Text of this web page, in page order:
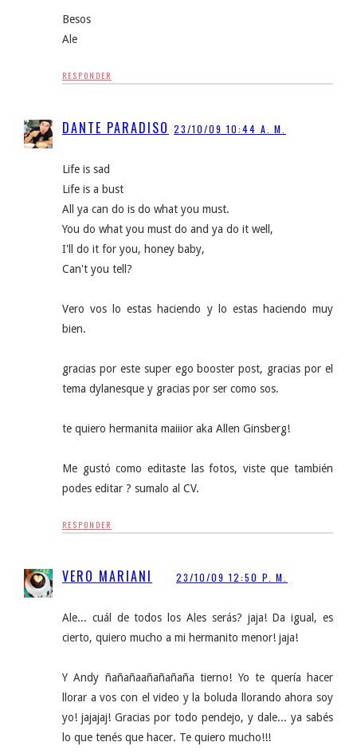
Besos
Ale
RESPONDER
DANTE PARADISO 23/10/09 10:44 A. M.
Life is sad
Life is a bust
All ya can do is do what you must.
You do what you must do and ya do it well,
I'll do it for you, honey baby,
Can't you tell?
Vero vos lo estas haciendo y lo estas haciendo muy
bien.
gracias por este super ego booster post, gracias por el
tema dylanesque y gracias por ser como sos.
te quiero hermanita maiiior aka Allen Ginsberg!
Me gustó como editaste las fotos, viste que también
podes editar ? sumalo al CV.
RESPONDER
VERO MARIANI 23/10/09 12:50 P. M.
Ale... cuál de todos los Ales serás? jaja! Da igual, es
cierto, quiero mucho a mi hermanito menor! jaja!
Y Andy ñañañaañañañaña tierno! Yo te quería hacer
llorar a vos con el video y la boluda llorando ahora soy
yo! jajajaj! Gracias por todo pendejo, y dale... ya sabés
lo que tenés que hacer. Te quiero mucho!!!